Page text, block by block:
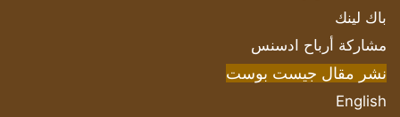
باك لينك
مشاركة أرباح ادسنس
نشر مقال جيست بوست
English